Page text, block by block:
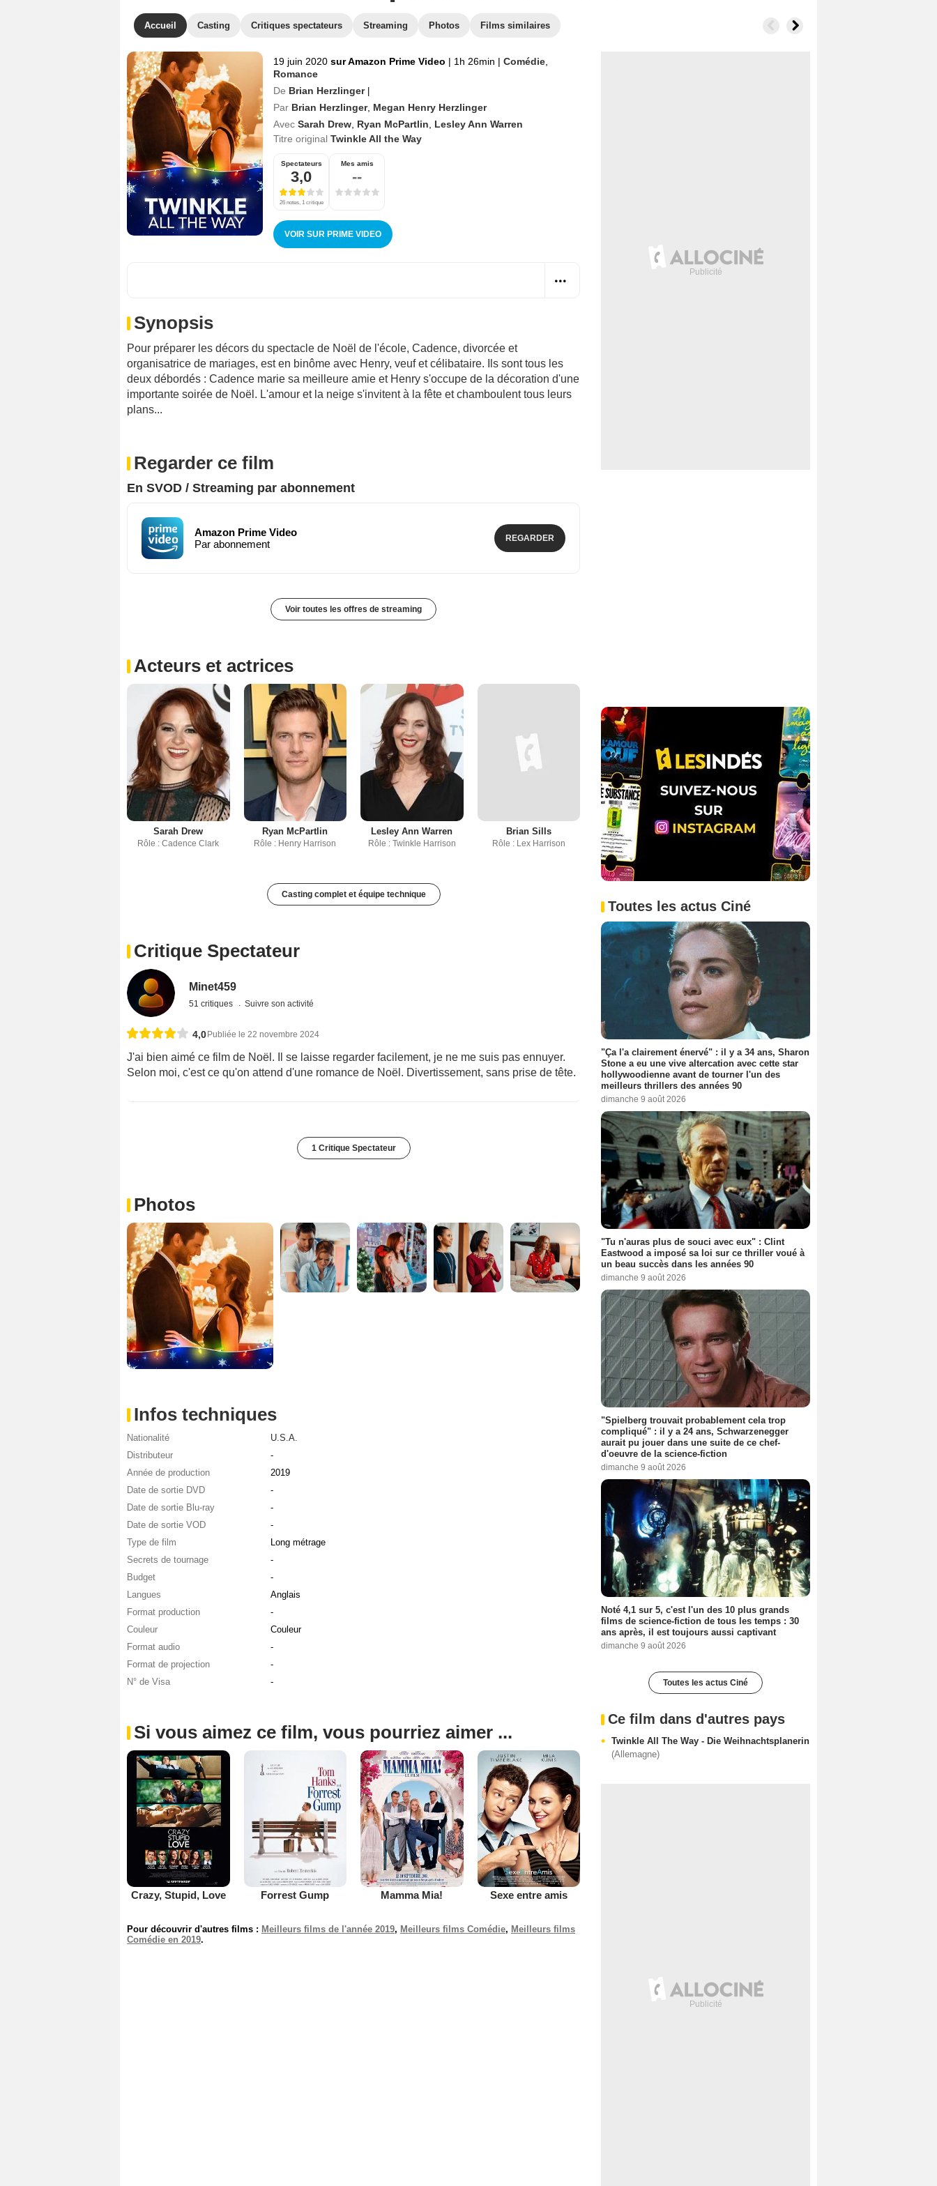
Accueil Casting Critiques spectateurs Streaming Photos Films similaires
19 juin 2020 sur Amazon Prime Video | 1h 26min | Comédie
Romance
De Brian Herzlinger
Par Brian Herzlinger, Megan Henry Herzlinger
Avec Sarah Drew Ryan McPartlin
Lesley Ann Warren
Titre original Twinkle All the Way
Spectateurs
3,0
26 notes, 1 critique
Mes amis
--
VOIR SUR PRIME VIDEO
Synopsis
Pour préparer les décors du spectacle de Noël de l'école, Cadence, divorcée et
organisatrice de mariages, est en binôme avec Henry, veuf et célibataire. Ils sont tous les
deux débordés : Cadence marie sa meilleure amie et Henry s'occupe de la décoration d'une
importante soirée de Noël. L'amour et la neige s'invitent à la fête et chamboulent tous leurs
plans...
Regarder ce film
En SVOD / Streaming par abonnement
Amazon Prime Video
Par abonnement
REGARDER
Voir toutes les offres de streaming
Acteurs et actrices
Sarah Drew
Rôle : Cadence Clark
Ryan McPartlin
Rôle : Henry Harrison
Lesley Ann Warren
Rôle : Twinkle Harrison
Brian Sills
Rôle : Lex Harrison
Casting complet et équipe technique
Critique Spectateur
Minet459
51 critiques Suivre son activité
4,0Publiée le 22 novembre 2024
J'ai bien aimé ce film de Noël. Il se laisse regarder facilement, je ne me suis pas ennuyer.
Selon moi, c'est ce qu'on attend d'une romance de Noël. Divertissement, sans prise de tête.
1 Critique Spectateur
Photos
Infos techniques
Nationalité
U.S.A.
Distributeur
-
Année de production
2019
Date de sortie DVD
-
Date de sortie Blu-ray
-
Date de sortie VOD
-
Type de film
Long métrage
Secrets de tournage
-
Budget
-
Langues
Anglais
Format production
-
Couleur
Couleur
Format audio
-
Format de projection
-
N° de Visa
-
Si vous aimez ce film, vous pourriez aimer ...
Crazy, Stupid, Love Forrest Gump Mamma Mia! Sexe entre amis
Pour découvrir d'autres films : Meilleurs films de l'année 2019, Meilleurs films Comédie, Meilleurs films
Comédie en 2019.
Toutes les actus Ciné
"Ça l'a clairement énervé" : il y a 34 ans, Sharon
Stone a eu une vive altercation avec cette star
hollywoodienne avant de tourner l'un des
meilleurs thrillers des années 90
dimanche 9 août 2026
"Tu n'auras plus de souci avec eux" : Clint
Eastwood a imposé sa loi sur ce thriller voué à
un beau succès dans les années 90
dimanche 9 août 2026
"Spielberg trouvait probablement cela trop
compliqué" : il y a 24 ans, Schwarzenegger
aurait pu jouer dans une suite de ce chef-
d'oeuvre de la science-fiction
dimanche 9 août 2026
Noté 4,1 sur 5, c'est l'un des 10 plus grands
films de science-fiction de tous les temps : 30
ans après, il est toujours aussi captivant
dimanche 9 août 2026
Toutes les actus Ciné
Ce film dans d'autres pays
Twinkle All The Way - Die Weihnachtsplanerin
(Allemagne)